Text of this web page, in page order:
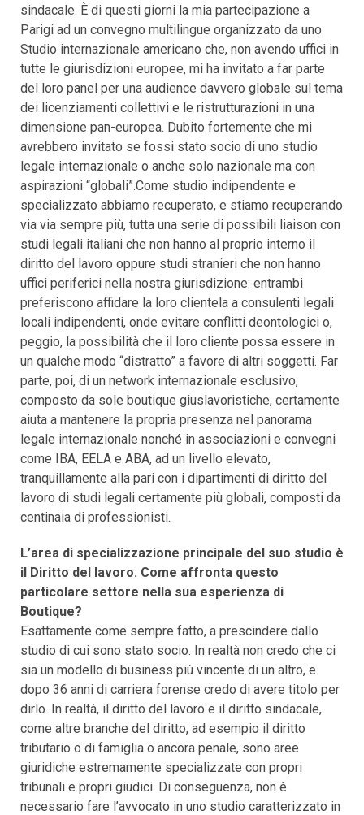
sindacale. È di questi giorni la mia partecipazione a
Parigi ad un convegno multilingue organizzato da uno
Studio internazionale americano che, non avendo uffici in
tutte le giurisdizioni europee, mi ha invitato a far parte
del loro panel per una audience davvero globale sul tema
dei licenziamenti collettivi e le ristrutturazioni in una
dimensione pan-europea. Dubito fortemente che mi
avrebbero invitato se fossi stato socio di uno studio
legale internazionale o anche solo nazionale ma con
aspirazioni “globali”.Come studio indipendente e
specializzato abbiamo recuperato, e stiamo recuperando
via via sempre più, tutta una serie di possibili liaison con
studi legali italiani che non hanno al proprio interno il
diritto del lavoro oppure studi stranieri che non hanno
uffici periferici nella nostra giurisdizione: entrambi
preferiscono affidare la loro clientela a consulenti legali
locali indipendenti, onde evitare conflitti deontologici o,
peggio, la possibilità che il loro cliente possa essere in
un qualche modo “distratto” a favore di altri soggetti. Far
parte, poi, di un network internazionale esclusivo,
composto da sole boutique giuslavoristiche, certamente
aiuta a mantenere la propria presenza nel panorama
legale internazionale nonché in associazioni e convegni
come IBA, EELA e ABA, ad un livello elevato,
tranquillamente alla pari con i dipartimenti di diritto del
lavoro di studi legali certamente più globali, composti da
centinaia di professionisti.
L’area di specializzazione principale del suo studio è
il Diritto del lavoro. Come affronta questo
particolare settore nella sua esperienza di
Boutique?
Esattamente come sempre fatto, a prescindere dallo
studio di cui sono stato socio. In realtà non credo che ci
sia un modello di business più vincente di un altro, e
dopo 36 anni di carriera forense credo di avere titolo per
dirlo. In realtà, il diritto del lavoro e il diritto sindacale,
come altre branche del diritto, ad esempio il diritto
tributario o di famiglia o ancora penale, sono aree
giuridiche estremamente specializzate con propri
tribunali e propri giudici. Di conseguenza, non è
necessario fare l’avvocato in uno studio caratterizzato in